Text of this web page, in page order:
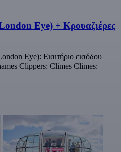
Eye) + Κρουαζιέρες
Eye): Εισιτήριο εισόδου
Clippers: Climes Climes: